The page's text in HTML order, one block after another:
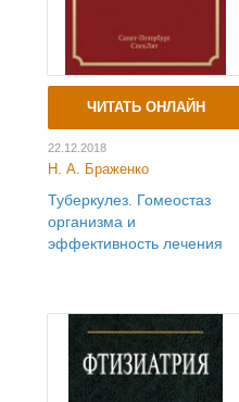
ЧИТАТЬ ОНЛАЙН
22.12.2018
Н. А. Браженко
Туберкулез. Гомеостаз
организма и
эффективность лечения